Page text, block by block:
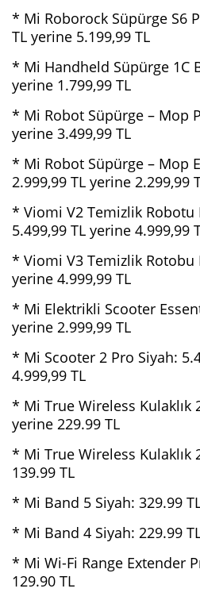
* Mi Roborock Süpürge S6
TL yerine 5.199,99 TL
* Mi Handheld Süpürge 1C
yerine 1.799,99 TL
* Mi Robot Süpürge – Mop
yerine 3.499,99 TL
* Mi Robot Süpürge – Mop
2.999,99 TL yerine 2.299,99
* Viomi V2 Temizlik Robotu
5.499,99 TL yerine 4.999,99
* Viomi V3 Temizlik Rotobu
yerine 4.999,99 TL
* Mi Elektrikli Scooter
yerine 2.999,99 TL
* Mi Scooter 2 Pro Siyah:
4.999,99 TL
* Mi True Wireless Kulaklık
yerine 229.99 TL
* Mi True Wireless Kulaklık
139.99 TL
* Mi Band 5 Siyah: 329.99
* Mi Band 4 Siyah: 229.99
* Mi Wi-Fi Range Extender
129.90 TL